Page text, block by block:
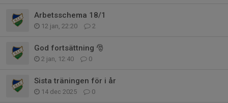
Arbetsschema 18/1
12 jan, 22:20 2
God fortsättning 🎅
2 jan, 12:40 0
Sista träningen för i år
14 dec 2025 0